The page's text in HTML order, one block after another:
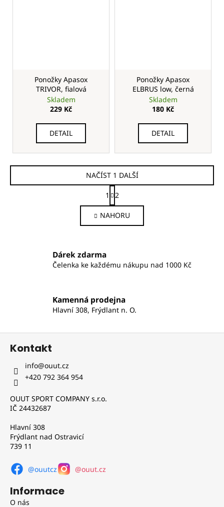
Ponožky Apasox
TRIVOR, fialová
Skladem
229 Kč
DETAIL
Ponožky Apasox
ELBRUS low, černá
Skladem
180 Kč
DETAIL
O
v
l
c
r
v
y
NAČÍST 1 DALŠÍ
S
t
r
á
n
á
1 2
NAHORU
Dárek zdarma
Čelenka ke každému nákupu nad 1000 Kč
Kamenná prodejna
Hlavní 308, Frýdlant n. O.
Kontakt
info@ouut.cz
+420 792 364 954
OUUT SPORT COMPANY s.r.o.
IČ 24432687
Hlavní 308
Frýdlant nad Ostravicí
739 11
@ouutcz @ouut.cz
Informace
O nás